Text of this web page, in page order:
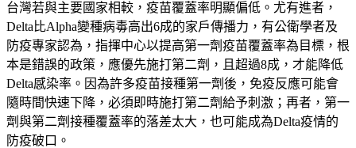
台灣若與主要國家相較，疫苗覆蓋率明顯偏低。尤有進者，
Delta比Alpha變種病毒高出6成的家戶傳播力，有公衛學者及
防疫專家認為，指揮中心以提高第一劑疫苗覆蓋率為目標，根
本是錯誤的政策，應優先施打第二劑，且超過8成，才能降低
Delta感染率。因為許多疫苗接種第一劑後，免疫反應可能會
隨時間快速下降，必須即時施打第二劑給予刺激；再者，第一
劑與第二劑接種覆蓋率的落差太大，也可能成為Delta疫情的
防疫破口。